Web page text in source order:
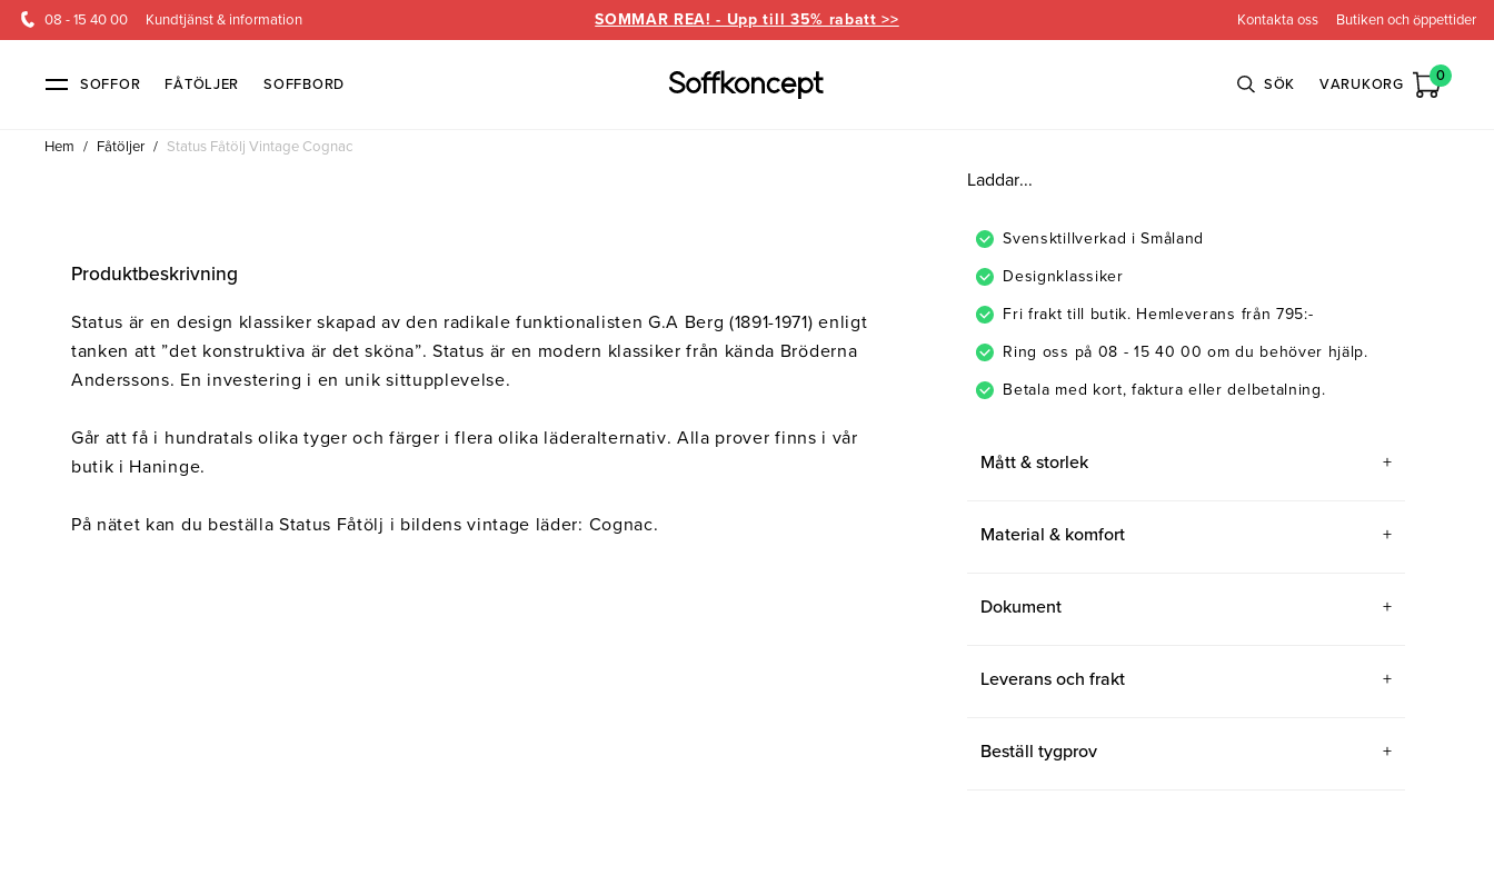
08 - 15 40 00 Kundtjänst & information SOMMAR REA! - Upp till 35% rabatt >> Kontakta oss Butiken och öppettider
SOFFOR FÅTÖLJER SOFFBORD SÖK VARUKORG 0
4-sits soffor
Bäddsoffor
Hörnsoffor
Lagersoffor
Modulsoffor
Sammetssoffor
Soffor med divan
Bellus
Bröderna Anderssons
Burhéns
Ermatiko
Furninova
Globen Lighting
Hovden
Kleppe
Finansiering
Öppetköp & ångerrätt
Butiken
Intergritetspolicy
Hem / Fåtöljer / Status Fåtölj Vintage Cognac
Produktbeskrivning
Status är en design klassiker skapad av den radikale funktionalisten G.A Berg (1891-1971) enligt
tanken att ”det konstruktiva är det sköna”. Status är en modern klassiker från kända Bröderna
Anderssons. En investering i en unik sittupplevelse.
Går att få i hundratals olika tyger och färger i flera olika läderalternativ. Alla prover finns i vår
butik i Haninge.
På nätet kan du beställa Status Fåtölj i bildens vintage läder: Cognac.
Laddar...
Svensktillverkad i Småland
Designklassiker
Fri frakt till butik. Hemleverans från 795:-
Ring oss på 08 - 15 40 00 om du behöver hjälp.
Betala med kort, faktura eller delbetalning.
Mått & storlek
Material & komfort
Dokument
Leverans och frakt
Beställ tygprov